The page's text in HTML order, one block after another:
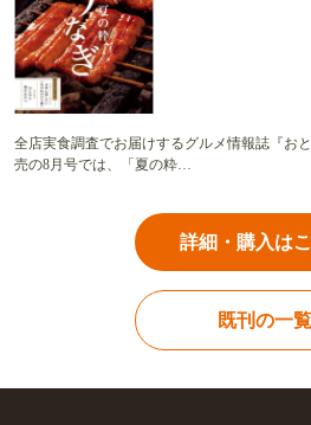
全店実食調査でお届けするグルメ情報誌『お
売の8月号では、「夏の粋…
詳細・購入は
既刊の一覧